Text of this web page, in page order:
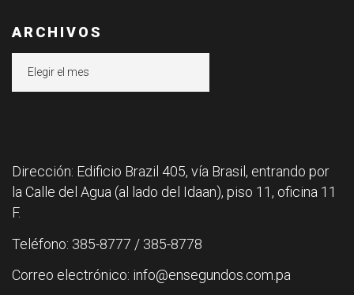
ARCHIVOS
Dirección: Edificio Brazil 405, vía Brasil, entrando por
la Calle del Agua (al lado del Idaan), piso 11, oficina 11
F.
Teléfono: 385-8777 / 385-8778
Correo electrónico: info@ensegundos.com.pa